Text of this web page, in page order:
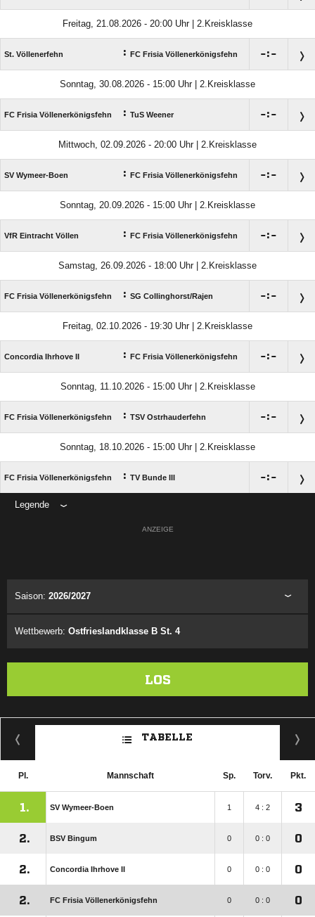
Freitag, 21.08.2026 - 20:00 Uhr | 2.Kreisklasse
St. Völlenerfehn : FC Frisia Völlenerkönigsfehn :
Sonntag, 30.08.2026 - 15:00 Uhr | 2.Kreisklasse
FC Frisia Völlenerkönigsfehn : TuS Weener :
Mittwoch, 02.09.2026 - 20:00 Uhr | 2.Kreisklasse
SV Wymeer-Boen : FC Frisia Völlenerkönigsfehn :
Sonntag, 20.09.2026 - 15:00 Uhr | 2.Kreisklasse
VfR Eintracht Völlen : FC Frisia Völlenerkönigsfehn :
Samstag, 26.09.2026 - 18:00 Uhr | 2.Kreisklasse
FC Frisia Völlenerkönigsfehn : SG Collinghorst/​Rajen :
Freitag, 02.10.2026 - 19:30 Uhr | 2.Kreisklasse
Concordia Ihrhove II : FC Frisia Völlenerkönigsfehn :
Sonntag, 11.10.2026 - 15:00 Uhr | 2.Kreisklasse
FC Frisia Völlenerkönigsfehn : TSV Ostrhauderfehn :
Sonntag, 18.10.2026 - 15:00 Uhr | 2.Kreisklasse
FC Frisia Völlenerkönigsfehn : TV Bunde III :
Legende
ANZEIGE
Saison: 2026/2027
Wettbewerb: Ostfrieslandklasse B St. 4
LOS
TABELLE
Pl. Mannschaft Sp. Torv. Pkt.
1. SV Wymeer-Boen 1 4 : 2 3
2. BSV Bingum 0 0 : 0 0
2. Concordia Ihrhove II 0 0 : 0 0
2. FC Frisia Völlenerkönigsfehn 0 0 : 0 0